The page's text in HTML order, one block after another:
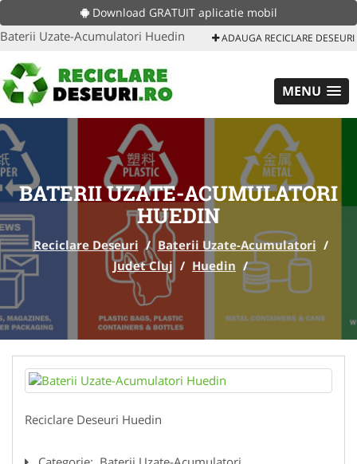
Download GRATUIT aplicatie mobil
Baterii Uzate-Acumulatori Huedin ADAUGA RECICLARE DESEURI
MENU
BATERII UZATE-ACUMULATORI
HUEDIN
Reciclare Deseuri / Baterii Uzate-Acumulatori /
Judet Cluj / Huedin /
Reciclare Deseuri Huedin